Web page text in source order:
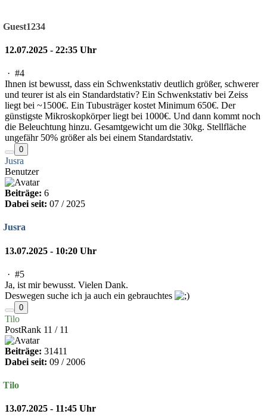
Guest1234
12.07.2025 - 22:35 Uhr
· #4
Ihnen ist bewusst, dass ein Schwenkstativ deutlich größer, schwerer
und teurer ist als ein Standardstativ? Ein Schwenkstativ bei Zeiss
liegt bei ~1500€. Ein Tubusträger kostet Minimum 650€. Der
günstigste Mikroskopkörper liegt bei 1000€. Und dann kommt noch
die Beleuchtung hinzu. Gesamtgewicht um die 30kg. Stellfläche
ungefähr 50% größer als bei einem Standardstativ.
0
Jusra
Benutzer
Beiträge: 6
Dabei seit: 07 / 2025
Jusra
13.07.2025 - 10:20 Uhr
· #5
Ja, ist mir bewusst. Vielen Dank.
Deswegen suche ich ja auch ein gebrauchtes
0
Tilo
PostRank 11 / 11
Beiträge: 31411
Dabei seit: 09 / 2006
Tilo
13.07.2025 - 11:45 Uhr